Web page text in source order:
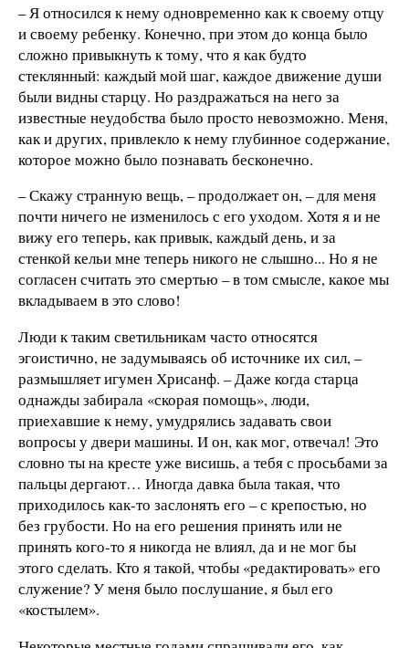
– Я относился к нему одновременно как к своему отцу
и своему ребенку. Конечно, при этом до конца было
сложно привыкнуть к тому, что я как будто
стеклянный: каждый мой шаг, каждое движение души
были видны старцу. Но раздражаться на него за
известные неудобства было просто невозможно. Меня,
как и других, привлекло к нему глубинное содержание,
которое можно было познавать бесконечно.
– Скажу странную вещь, – продолжает он, – для меня
почти ничего не изменилось с его уходом. Хотя я и не
вижу его теперь, как привык, каждый день, и за
стенкой кельи мне теперь никого не слышно... Но я не
согласен считать это смертью – в том смысле, какое мы
вкладываем в это слово!
Люди к таким светильникам часто относятся
эгоистично, не задумываясь об источнике их сил, –
размышляет игумен Хрисанф. – Даже когда старца
однажды забирала «скорая помощь», люди,
приехавшие к нему, умудрялись задавать свои
вопросы у двери машины. И он, как мог, отвечал! Это
словно ты на кресте уже висишь, а тебя с просьбами за
пальцы дергают… Иногда давка была такая, что
приходилось как-то заслонять его – с крепостью, но
без грубости. Но на его решения принять или не
принять кого-то я никогда не влиял, да и не мог бы
этого сделать. Кто я такой, чтобы «редактировать» его
служение? У меня было послушание, я был его
«костылем».